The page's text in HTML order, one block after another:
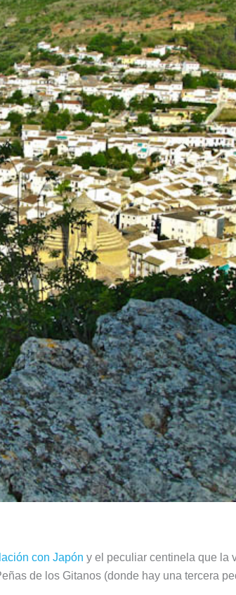
con Japón y el peculiar centinela que la
de los Gitanos (donde hay una tercera